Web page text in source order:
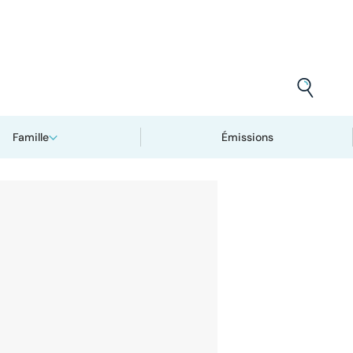
Famille Émissions